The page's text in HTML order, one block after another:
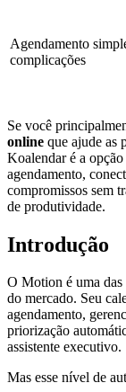
Agendamento
complicações
Se você
online que ajude as
Koalendar é a
agendamento,
compromissos sem
de produtividade.
Introdução
O Motion é uma das
do mercado. Seu
agendamento,
priorização
assistente executivo.
Mas esse nível de